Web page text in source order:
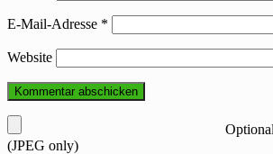
E-Mail-Adresse *
Website
(JPEG only)